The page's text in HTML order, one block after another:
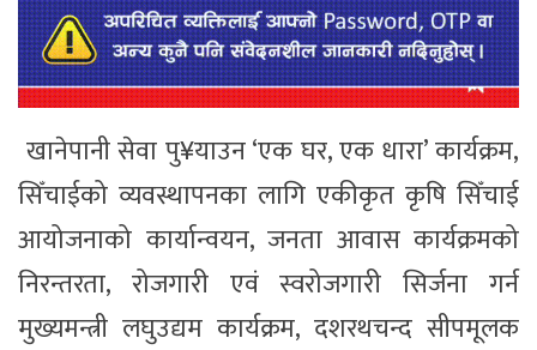
खानेपानी सेवा पु¥याउन ‘एक घर, एक धारा’ कार्यक्रम,
सिँचाईको व्यवस्थापनका लागि एकीकृत कृषि सिँचाई
आयोजनाको कार्यान्वयन, जनता आवास कार्यक्रमको
निरन्तरता, रोजगारी एवं स्वरोजगारी सिर्जना गर्न
मुख्यमन्त्री लघुउद्यम कार्यक्रम, दशरथचन्द सीपमूलक